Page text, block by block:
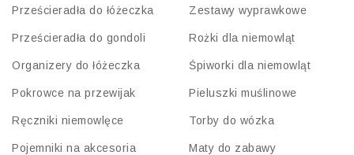
Prześcieradła do łóżeczka
Prześcieradła do gondoli
Organizery do łóżeczka
Pokrowce na przewijak
Ręczniki niemowlęce
Pojemniki na akcesoria
Zestawy wyprawkowe
Rożki dla niemowląt
Śpiworki dla niemowląt
Pieluszki muślinowe
Torby do wózka
Maty do zabawy